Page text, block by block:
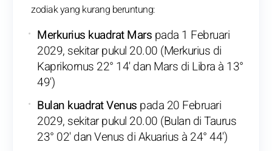
zodiak yang kurang beruntung:
Merkurius kuadrat Mars pada 1 Februari
2029, sekitar pukul 20.00 (Merkurius di
Kaprikornus 22° 14' dan Mars di Libra à 13°
49')
Bulan kuadrat Venus pada 20 Februari
2029, sekitar pukul 20.00 (Bulan di Taurus
23° 02' dan Venus di Akuarius à 24° 44')